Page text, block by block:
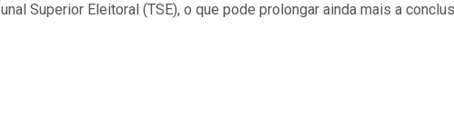
Superior Eleitoral (TSE), o que pode prolongar ainda mais a